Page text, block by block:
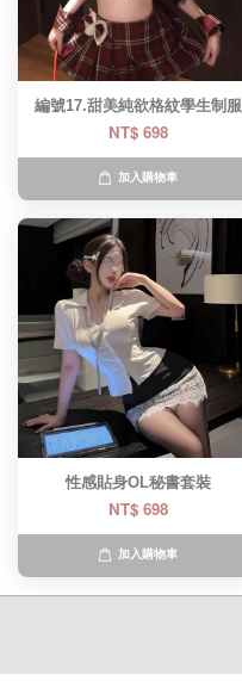
編號17.甜美純欲格紋學生制服
NT$ 698
加入購物車
性感貼身OL秘書套裝
NT$ 698
加入購物車